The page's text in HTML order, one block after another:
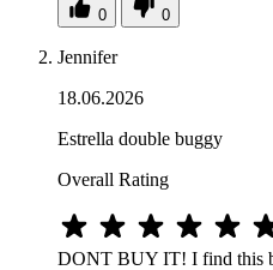
0 0
Jennifer
18.06.2026
Estrella double buggy
Overall Rating
DONT BUY IT! I find this